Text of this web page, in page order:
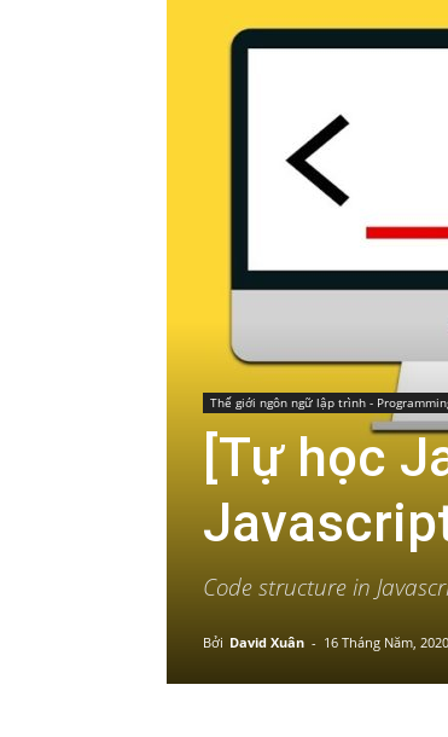
Thế giới ngôn ngữ lập trình -
[Tự học
Code structure in
Bởi David Xuân - 16 Tháng Năm, 2020